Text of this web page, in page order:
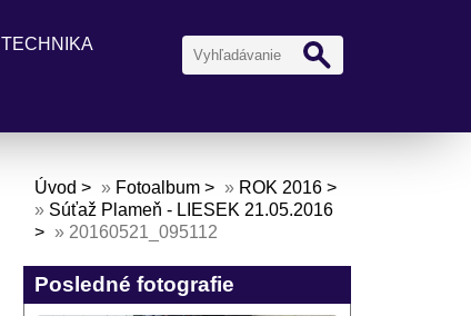
TECHNIKA
Úvod » Fotoalbum » ROK 2016
» Súťaž Plameň - LIESEK 21.05.2016
» 20160521_095112
Posledné fotografie